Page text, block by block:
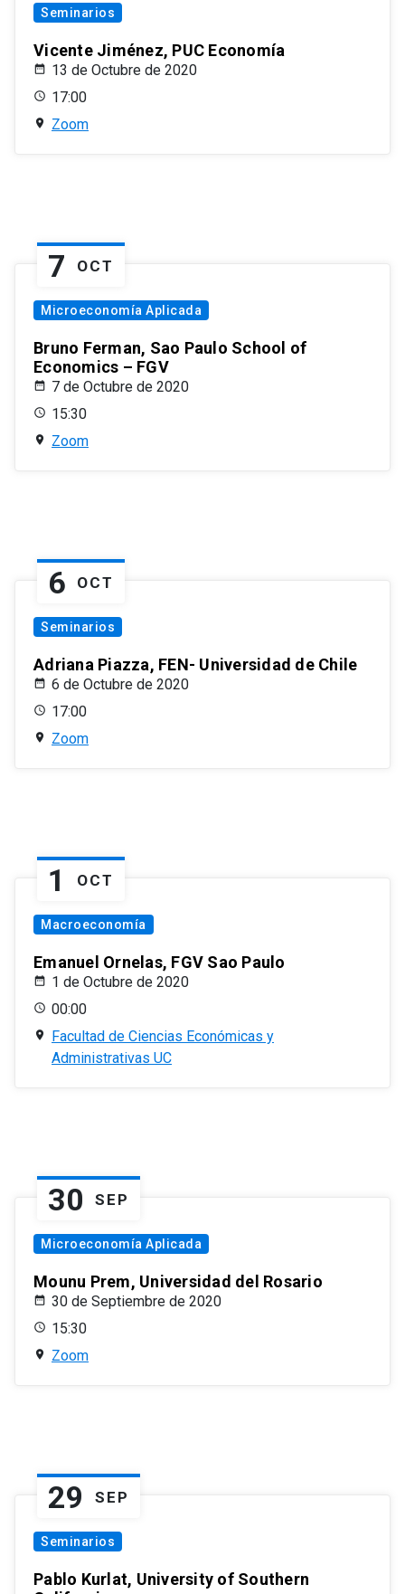
Seminarios
Vicente Jiménez, PUC Economía
13 de Octubre de 2020
17:00
Zoom
7 OCT
Microeconomía Aplicada
Bruno Ferman, Sao Paulo School of
Economics – FGV
7 de Octubre de 2020
15:30
Zoom
6 OCT
Seminarios
Adriana Piazza, FEN- Universidad de Chile
6 de Octubre de 2020
17:00
Zoom
1 OCT
Macroeconomía
Emanuel Ornelas, FGV Sao Paulo
1 de Octubre de 2020
00:00
Facultad de Ciencias Económicas y
Administrativas UC
30 SEP
Microeconomía Aplicada
Mounu Prem, Universidad del Rosario
30 de Septiembre de 2020
15:30
Zoom
29 SEP
Seminarios
Pablo Kurlat, University of Southern